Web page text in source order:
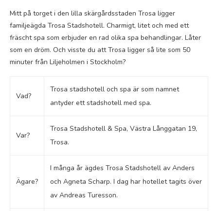
Mitt på torget i den lilla skärgårdsstaden Trosa ligger
familjeägda Trosa Stadshotell. Charmigt, litet och med ett
fräscht spa som erbjuder en rad olika spa behandlingar. Låter
som en dröm. Och visste du att Trosa ligger så lite som 50
minuter från Liljeholmen i Stockholm?
Vad?
Trosa stadshotell och spa är som namnet
antyder ett stadshotell med spa.
Var?
Trosa Stadshotell & Spa, Västra Långgatan 19,
Trosa.
Ägare?
I många år ägdes Trosa Stadshotell av Anders
och Agneta Scharp. I dag har hotellet tagits över
av Andreas Turesson.